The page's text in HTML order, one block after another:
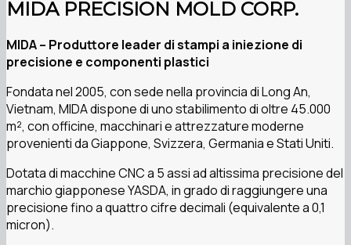
MIDA PRECISION MOLD CORP.
MIDA – Produttore leader di stampi a iniezione di
precisione e componenti plastici
Fondata nel 2005, con sede nella provincia di Long An,
Vietnam, MIDA dispone di uno stabilimento di oltre 45.000
m², con officine, macchinari e attrezzature moderne
provenienti da Giappone, Svizzera, Germania e Stati Uniti.
Dotata di macchine CNC a 5 assi ad altissima precisione del
marchio giapponese YASDA, in grado di raggiungere una
precisione fino a quattro cifre decimali (equivalente a 0,1
micron).